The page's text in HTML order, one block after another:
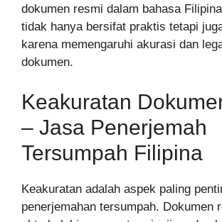
dokumen resmi dalam bahasa
tidak hanya bersifat praktis tetapi
karena memengaruhi akurasi dan
dokumen.
Keakuratan
– Jasa Penerjemah
Tersumpah Filipina
Keakuratan adalah aspek paling
penerjemahan tersumpah. Dokumen